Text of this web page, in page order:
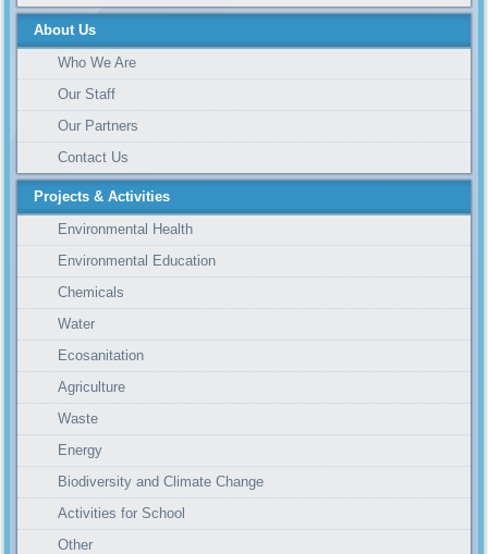
About Us
Who We Are
Our Staff
Our Partners
Contact Us
Projects & Activities
Environmental Health
Environmental Education
Chemicals
Water
Ecosanitation
Agriculture
Waste
Energy
Biodiversity and Climate Change
Activities for School
Other